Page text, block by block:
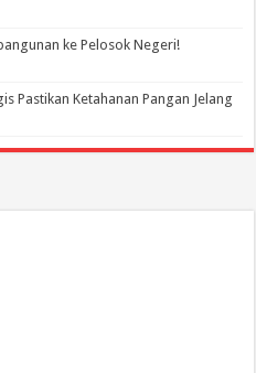
ke Pelosok Negeri!
Pastikan Ketahanan Pangan Jelang